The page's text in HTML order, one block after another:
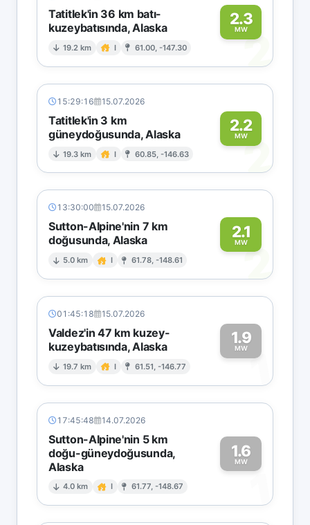
Tatitlek'in 36 km batı-
kuzeybatısında, Alaska
19.2 km I 61.00, -147.30
2.3
MW
2
15:29:16 15.07.2026
Tatitlek'in 3 km
güneydoğusunda, Alaska
19.3 km I 60.85, -146.63
2.2
MW2
13:30:00 15.07.2026
Sutton-Alpine'nin 7 km
doğusunda, Alaska
5.0 km I 61.78, -148.61
2.1
MW2
01:45:18 15.07.2026
Valdez'in 47 km kuzey-
kuzeybatısında, Alaska
19.7 km I 61.51, -146.77
1.9
MW1
17:45:48 14.07.2026
Sutton-Alpine'nin 5 km
doğu-güneydoğusunda,
Alaska
4.0 km I 61.77, -148.67
1.6
MW
1